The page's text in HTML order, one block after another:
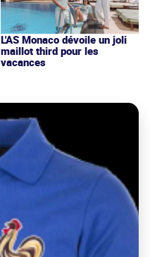
L'AS Monaco dévoile un joli
maillot third pour les
vacances